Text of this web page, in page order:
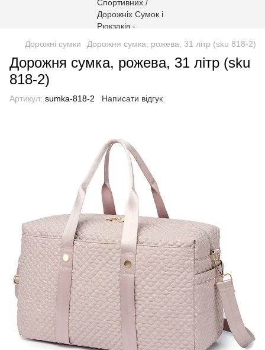
Дорожні сумки Дорожня сумка, рожева, 31 літр (sku 818-2)
Дорожня сумка, рожева, 31 літр (sku
818-2)
Артикул: sumka-818-2 Написати відгук